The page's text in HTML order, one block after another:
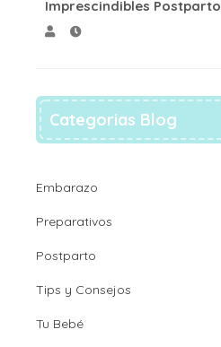
Imprescindibles Postparto
Categorias Blog
Embarazo
Preparativos
Postparto
Tips y Consejos
Tu Bebé